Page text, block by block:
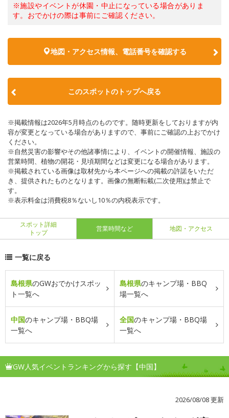
※施設やイベントが休園・中止になっている場合がありま
す。おでかけの際は事前にご確認ください。
地図・アクセス情報、電話番号を確認する
このスポットのトップへ戻る
※掲載情報は2026年5月時点のものです。随時更新をしておりますが内
容が変更となっている場合がありますので、事前にご確認の上おでかけ
ください。
※自然災害の影響やその他諸事情により、イベントの開催情報、施設の
営業時間、植物の開花・見頃期間などは変更になる場合があります。
※掲載されている画像は取材先から本ページへの掲載の許諾をいただ
き、提供されたものとなります。画像の無断転載(二次使用)は禁止で
す。
※表示料金は消費税8％ないし10％の内税表示です。
スポット詳細
トップ
営業時間など 地図・アクセス
一覧に戻る
島根県のGWおでかけスポッ
ト一覧へ
島根県のキャンプ場・BBQ
場一覧へ
中国のキャンプ場・BBQ場
一覧へ
全国のキャンプ場・BBQ場
一覧へ
GW人気イベントランキングから探す【中国】
2026/08/08 更新